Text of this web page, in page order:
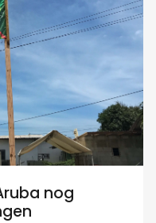
nog